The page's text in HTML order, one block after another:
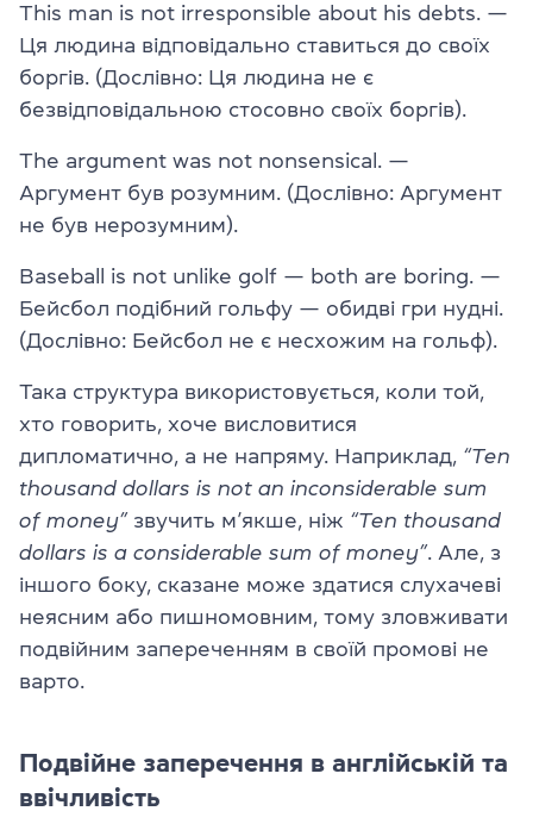
This man is not irresponsible about his debts. —
Ця людина відповідально ставиться до своїх
боргів. (Дослівно: Ця людина не є
безвідповідальною стосовно своїх боргів).
The argument was not nonsensical. —
Аргумент був розумним. (Дослівно: Аргумент
не був нерозумним).
Baseball is not unlike golf — both are boring. —
Бейсбол подібний гольфу — обидві гри нудні.
(Дослівно: Бейсбол не є несхожим на гольф).
Така структура використовується, коли той,
хто говорить, хоче висловитися
дипломатично, а не напряму. Наприклад, “Ten
thousand dollars is not an inconsiderable sum
of money”звучить м’якше, ніж “Ten thousand
dollars is a considerable sum of money”. Але, з
іншого боку, сказане може здатися слухачеві
неясним або пишномовним, тому зловживати
подвійним запереченням в своїй промові не
варто.
Подвійне заперечення в англійській та
ввічливість